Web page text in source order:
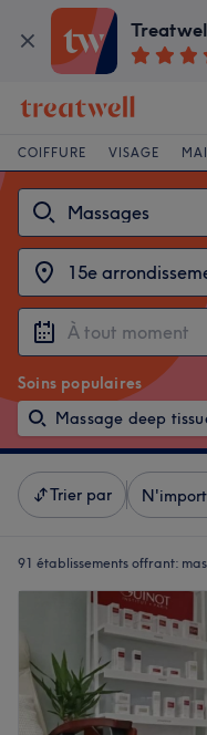
COIFFURE VISAGE
Soins populaires
Massage deep
Trier par
91 établissements offrant: